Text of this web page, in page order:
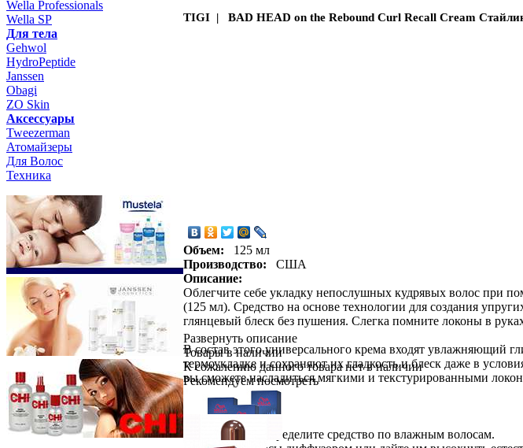
Wella Professionals
Wella SP
Для тела
Gehwol
HydroPeptide
Janssen
Obagi
ZO Skin
Aксессуары
Tweezerman
Атомайзеры
Для Волос
Техника
TIGI | BAD HEAD on the Rebound Curl Recall Cream
Объем:
125 мл
Производство:
США
Описание:
Облегчите себе укладку непослушных кудрявых волос при
(125 мл). Средство на основе технологии для создания
глянцевый блеск без пушения. Слегка помните локоны в
В состав этого универсального крема входят увлажняющий
термоукладке и сохраняют их гладкость и блеск даже в
вы сможете насладиться мягкими и текстурированными
Способ применения:
Равномерно распределите средство по влажным волосам.
Развернуть описание
Товары в наличии
К сожалению данного товара нет в наличии
Рекомендуем посмотреть